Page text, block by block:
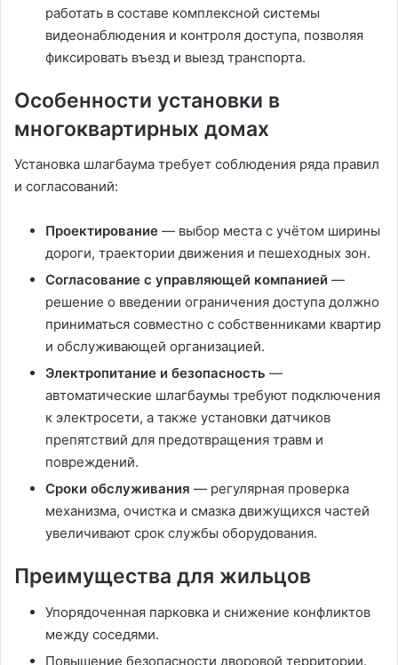
работать в составе комплексной системы
видеонаблюдения и контроля доступа, позволяя
фиксировать въезд и выезд транспорта.
Особенности установки в
многоквартирных домах
Установка шлагбаума требует соблюдения ряда правил
и согласований:
Проектирование — выбор места с учётом ширины
дороги, траектории движения и пешеходных зон.
Согласование с управляющей компанией —
решение о введении ограничения доступа должно
приниматься совместно с собственниками квартир
и обслуживающей организацией.
Электропитание и безопасность —
автоматические шлагбаумы требуют подключения
к электросети, а также установки датчиков
препятствий для предотвращения травм и
повреждений.
Сроки обслуживания — регулярная проверка
механизма, очистка и смазка движущихся частей
увеличивают срок службы оборудования.
Преимущества для жильцов
Упорядоченная парковка и снижение конфликтов
между соседями.
Повышение безопасности дворовой территории.